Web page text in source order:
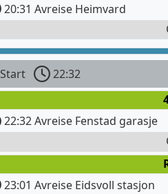
20:31 Avreise Heimvard
Start 22:32
22:32 Avreise Fenstad garasje
23:01 Avreise Eidsvoll stasjon